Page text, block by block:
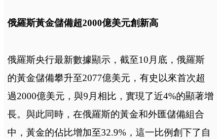
俄羅斯黃金儲備超2000億美元創新高
俄羅斯央行最新數據顯示，截至10月底，俄羅斯
的黃金儲備攀升至2077億美元，有史以來首次超
過2000億美元，與9月相比，實現了近4%的顯著增
長。與此同時，在俄羅斯的黃金和外匯儲備組合
中，黃金的佔比增加至32.9%，這一比例創下了自